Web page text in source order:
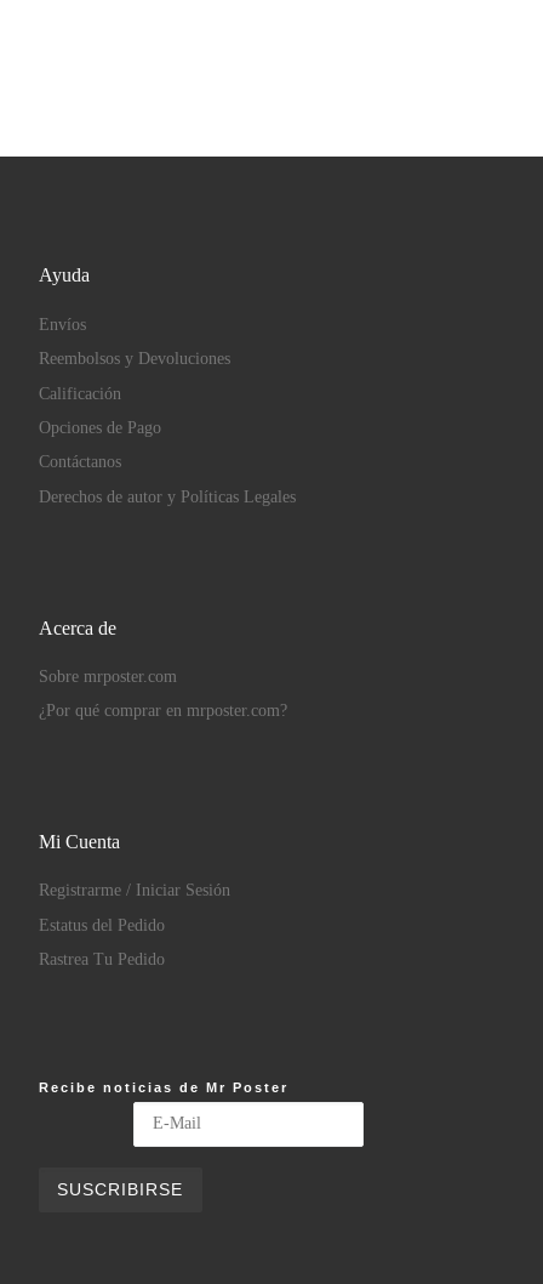
Ayuda
Envíos
Reembolsos y Devoluciones
Calificación
Opciones de Pago
Contáctanos
Derechos de autor y Políticas Legales
Acerca de
Sobre mrposter.com
¿Por qué comprar en mrposter.com?
Mi Cuenta
Registrarme / Iniciar Sesión
Estatus del Pedido
Rastrea Tu Pedido
Recibe noticias de Mr Poster